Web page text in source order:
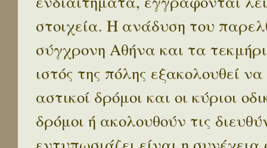
στοιχεία. Η ανάδυση του
σύγχρονη Αθήνα και τα
ιστός της πόλης εξακολουθεί
αστικοί δρόμοι και οι κύριοι
δρόμοι ή ακολουθούν τις